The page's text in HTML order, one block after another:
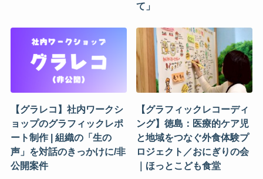
て」
【グラレコ】社内ワークシ
ョップのグラフィックレポ
ート制作 | 組織の「生の
声」を対話のきっかけに/非
公開案件
【グラフィックレコーディ
ング】徳島：医療的ケア児
と地域をつなぐ外食体験プ
ロジェクト／おにぎりの会
｜ほっとこども食堂